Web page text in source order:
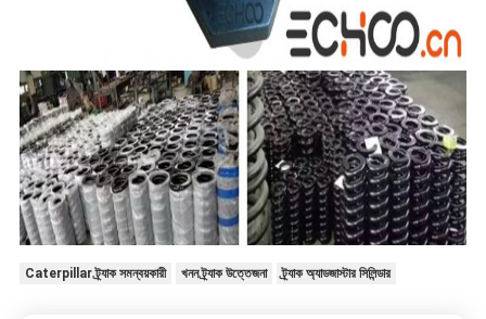
Caterpillar ট্র্যাক সমন্বয়কারী খনন ট্র্যাক উত্তেজনা ট্র্যাক অ্যাডজাস্টার সিলিন্ডার